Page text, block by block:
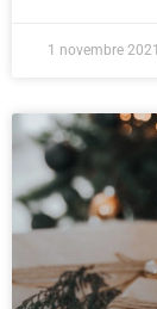
1 novembre 2021